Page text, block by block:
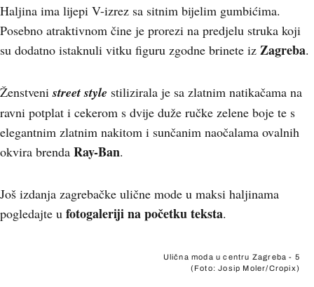
Haljina ima lijepi V-izrez sa sitnim bijelim gumbićima.
Posebno atraktivnom čine je prorezi na predjelu struka koji
su dodatno istaknuli vitku figuru zgodne brinete iz Zagreba.
Ženstvenistreet style stilizirala je sa zlatnim natikačama na
ravni potplat i cekerom s dvije duže ručke zelene boje te s
elegantnim zlatnim nakitom i sunčanim naočalama ovalnih
okvira brenda Ray-Ban.
Još izdanja zagrebačke ulične mode u maksi haljinama
pogledajte u fotogaleriji na početku teksta.
Ulična moda u centru Zagreba - 5
(Foto: Josip Moler/Cropix)